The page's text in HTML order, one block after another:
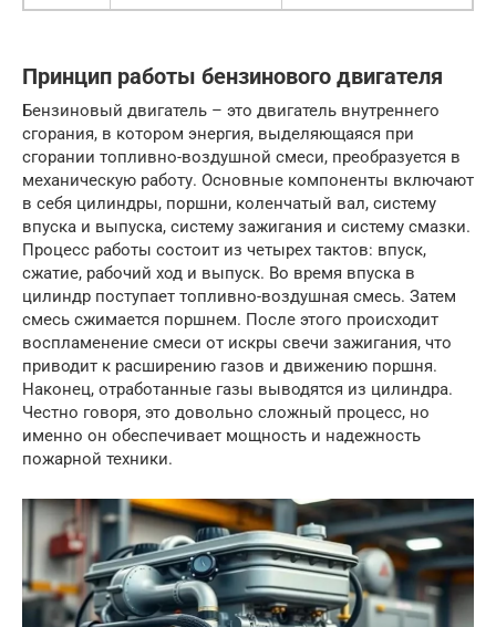
Принцип работы бензинового двигателя
Бензиновый двигатель – это двигатель внутреннего
сгорания, в котором энергия, выделяющаяся при
сгорании топливно-воздушной смеси, преобразуется в
механическую работу. Основные компоненты включают
в себя цилиндры, поршни, коленчатый вал, систему
впуска и выпуска, систему зажигания и систему смазки.
Процесс работы состоит из четырех тактов: впуск,
сжатие, рабочий ход и выпуск. Во время впуска в
цилиндр поступает топливно-воздушная смесь. Затем
смесь сжимается поршнем. После этого происходит
воспламенение смеси от искры свечи зажигания, что
приводит к расширению газов и движению поршня.
Наконец, отработанные газы выводятся из цилиндра.
Честно говоря, это довольно сложный процесс, но
именно он обеспечивает мощность и надежность
пожарной техники.